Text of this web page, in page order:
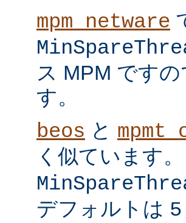
mpm_netware
ス MPM です
す。
beos と
く似ています。
デフォルトは 5